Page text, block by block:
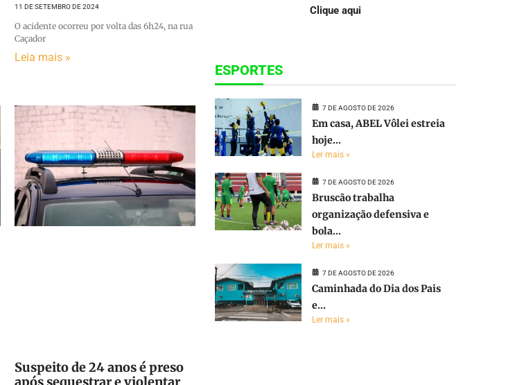
11 DE SETEMBRO DE 2024
O acidente ocorreu por volta das 6h24, na rua
Caçador
Leia mais »
Suspeito de 24 anos é preso
Clique aqui
ESPORTES
7 DE AGOSTO DE 2026
Em casa, ABEL Vôlei estreia
hoje...
Ler mais »
7 DE AGOSTO DE 2026
Bruscão trabalha
organização defensiva e
bola...
Ler mais »
7 DE AGOSTO DE 2026
Caminhada do Dia dos Pais
e...
Ler mais »